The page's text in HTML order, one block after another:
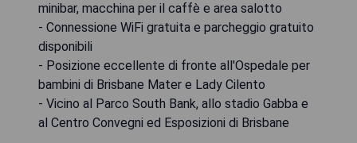
minibar, macchina per il caffè e area salotto
- Connessione WiFi gratuita e parcheggio gratuito
disponibili
- Posizione eccellente di fronte all'Ospedale per
bambini di Brisbane Mater e Lady Cilento
- Vicino al Parco South Bank, allo stadio Gabba e
al Centro Convegni ed Esposizioni di Brisbane